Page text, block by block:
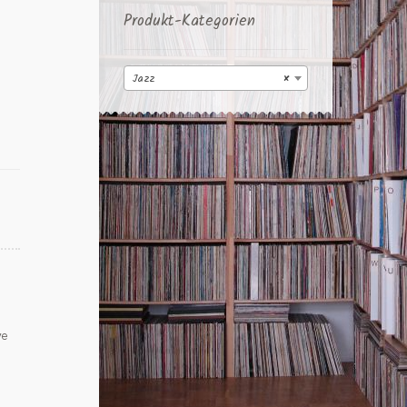
Produkt-Kategorien
×
Jazz